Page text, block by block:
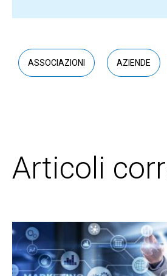
ASSOCIAZIONI AZIENDE
Articoli